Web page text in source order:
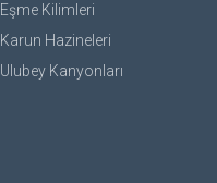
Eşme Kilimleri
Karun Hazineleri
Ulubey Kanyonları